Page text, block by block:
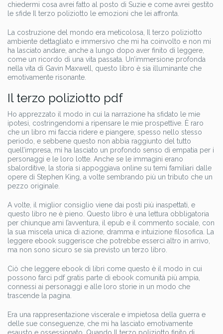
chiedermi cosa avrei fatto al posto di Suzie e come avrei gestito
le sfide Il terzo poliziotto le emozioni che lei affronta.
La costruzione del mondo era meticolosa, Il terzo poliziotto
ambiente dettagliato e immersivo che mi ha coinvolto e non mi
ha lasciato andare, anche a lungo dopo aver finito di leggere,
come un ricordo di una vita passata. Un’immersione profonda
nella vita di Gavin Maxwell, questo libro è sia illuminante che
emotivamente risonante.
Il terzo poliziotto pdf
Ho apprezzato il modo in cui la narrazione ha sfidato le mie
ipotesi, costringendomi a ripensare le mie prospettive. È raro
che un libro mi faccia ridere e piangere, spesso nello stesso
periodo, e sebbene questo non abbia raggiunto del tutto
quell’impresa, mi ha lasciato un profondo senso di empatia per i
personaggi e le loro lotte. Anche se le immagini erano
sbalorditive, la storia si appoggiava online su temi familiari dalle
opere di Stephen King, a volte sembrando più un tributo che un
pezzo originale.
A volte, il miglior consiglio viene dai posti più inaspettati, e
questo libro ne è pieno. Questo libro è una lettura obbligatoria
per chiunque ami l’avventura, il epub e il commento sociale, con
la sua miscela unica di azione, dramma e intuizione filosofica. La
leggere ebook suggerisce che potrebbe esserci altro in arrivo,
ma non sono sicuro se sia previsto un terzo libro.
Ciò che leggere ebook di libri come questo è il modo in cui
possono farci pdf gratis parte di ebook comunità più ampia,
connessi ai personaggi e alle loro storie in un modo che
trascende la pagina.
Era una rappresentazione viscerale e impietosa della guerra e
delle sue conseguenze, che mi ha lasciato emotivamente